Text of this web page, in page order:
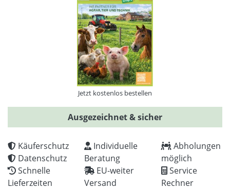
Jetzt kostenlos bestellen
Ausgezeichnet & sicher
Käuferschutz
Datenschutz
Schnelle
Lieferzeiten
Individuelle
Beratung
EU-weiter
Versand
Abholungen
möglich
Service
Rechner